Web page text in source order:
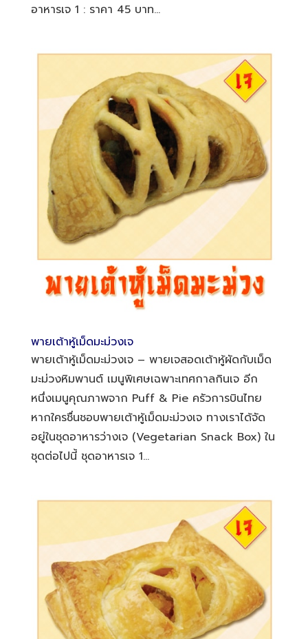
อาหารเจ 1 : ราคา 45 บาท...
พายเต้าหู้เม็ดมะม่วงเจ
พายเต้าหู้เม็ดมะม่วงเจ – พายเจสอดเต้าหู้ผัดกับเม็ด
มะม่วงหิมพานต์ เมนูพิเศษเฉพาะเทศกาลกินเจ อีก
หนึ่งเมนูคุณภาพจาก Puff & Pie ครัวการบินไทย
หากใครชื่นชอบพายเต้าหู้เม็ดมะม่วงเจ ทางเราได้จัด
อยู่ในชุดอาหารว่างเจ (Vegetarian Snack Box) ใน
ชุดต่อไปนี้ ชุดอาหารเจ 1...